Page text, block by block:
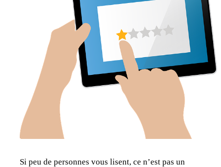
Si peu de personnes vous lisent, ce n’est pas un